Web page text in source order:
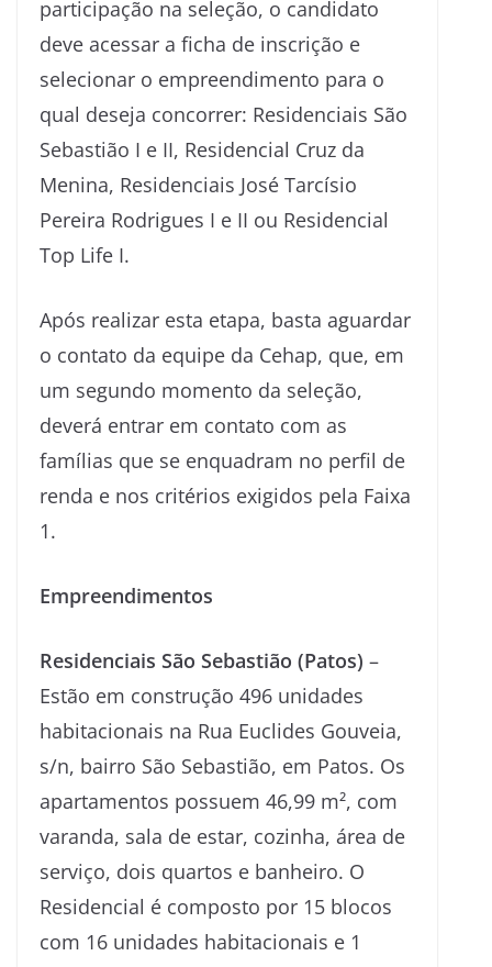
participação na seleção, o candidato
deve acessar a ficha de inscrição e
selecionar o empreendimento para o
qual deseja concorrer: Residenciais São
Sebastião I e II, Residencial Cruz da
Menina, Residenciais José Tarcísio
Pereira Rodrigues I e II ou Residencial
Top Life I.
Após realizar esta etapa, basta aguardar
o contato da equipe da Cehap, que, em
um segundo momento da seleção,
deverá entrar em contato com as
famílias que se enquadram no perfil de
renda e nos critérios exigidos pela Faixa
1.
Empreendimentos
Residenciais São Sebastião (Patos) –
Estão em construção 496 unidades
habitacionais na Rua Euclides Gouveia,
s/n, bairro São Sebastião, em Patos. Os
apartamentos possuem 46,99 m², com
varanda, sala de estar, cozinha, área de
serviço, dois quartos e banheiro. O
Residencial é composto por 15 blocos
com 16 unidades habitacionais e 1